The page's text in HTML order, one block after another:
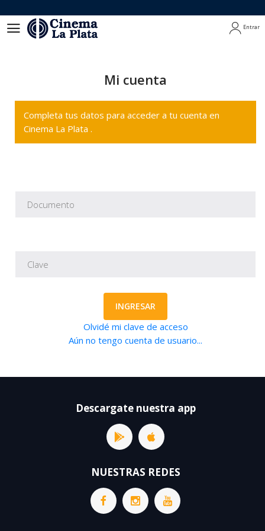
Entrar
Mi cuenta
Completa tus datos para acceder a tu cuenta en
Cinema La Plata .
INGRESAR
Olvidé mi clave de acceso
Aún no tengo cuenta de usuario...
Descargate nuestra app
NUESTRAS REDES